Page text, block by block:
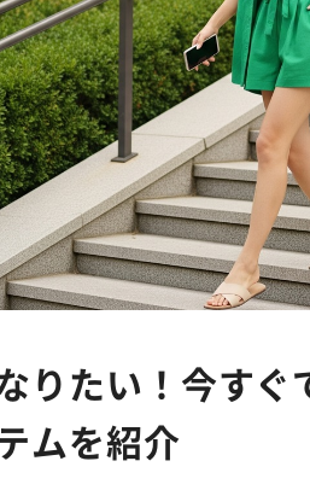
りたい！今す
ムを紹介